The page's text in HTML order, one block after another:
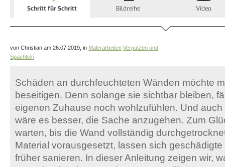
Schritt für Schritt Bildreihe Video
von Christian am 26.07.2019, in Malerarbeiten Verputzen und
Spachteln
Schäden an durchfeuchteten Wänden möchte
beseitigen. Denn solange sie sichtbar bleiben,
eigenen Zuhause noch wohlzufühlen. Und
wäre es besser, die Sache anzugehen. Zum
warten, bis die Wand vollständig
Material vorausgesetzt, lassen sich
früher sanieren. In dieser Anleitung zeigen wir,